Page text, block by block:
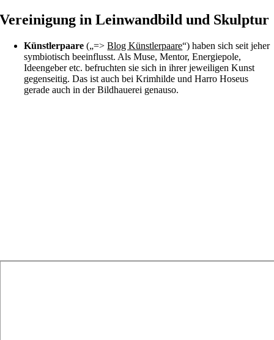
Vereinigung in Leinwandbild und Skulptur
Künstlerpaare („=>Blog Künstlerpaare“) haben sich seit jeher
symbiotisch beeinflusst. Als Muse, Mentor, Energiepole,
Ideengeber etc. befruchten sie sich in ihrer jeweiligen Kunst
gegenseitig. Das ist auch bei Krimhilde und Harro Hoseus
gerade auch in der Bildhauerei genauso.